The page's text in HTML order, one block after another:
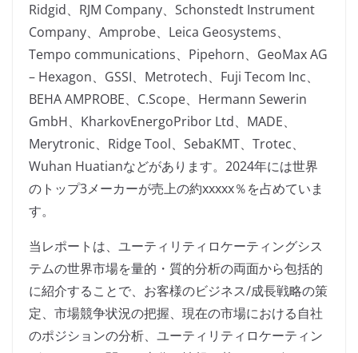
Ridgid、RJM Company、Schonstedt Instrument
Company、Amprobe、Leica Geosystems、
Tempo communications、Pipehorn、GeoMax AG
– Hexagon、GSSI、Metrotech、Fuji Tecom Inc、
BEHA AMPROBE、C.Scope、Hermann Sewerin
GmbH、KharkovEnergoPribor Ltd、MADE、
Merytronic、Ridge Tool、SebaKMT、Trotec、
Wuhan Huatianなどがあります。2024年には世界
のトップ3メーカーが売上の約xxxxx％を占めていま
す。
当レポートは、ユーティリティロケーティングシス
テムの世界市場を量的・質的分析の両面から包括的
に紹介することで、お客様のビジネス/成長戦略の策
定、市場競争状況の把握、現在の市場における自社
のポジションの分析、ユーティリティロケーティン